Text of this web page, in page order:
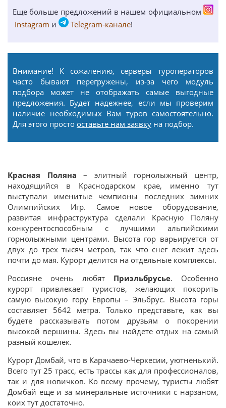
Еще больше предложений в нашем официальном
Instagram и Telegram-канале!
Внимание! К сожалению, серверы туроператоров
часто бывают перегружены, из-за чего модуль
подбора может не отображать самые выгодные
предложения. Будет надежнее, если мы проверим
наличие необходимых Вам туров самостоятельно.
Для этого просто оставьте нам заявку на подбор.
Красная Поляна – элитный горнолыжный центр,
находящийся в Краснодарском крае, именно тут
выступали именитые чемпионы последних зимних
Олимпийских Игр. Самое новое оборудование,
развитая инфраструктура сделали Красную Поляну
конкурентоспособным с лучшими альпийскими
горнолыжными центрами. Высота гор варьируется от
двух до трех тысяч метров, так что снег лежит здесь
почти до мая. Курорт делится на отдельные комплексы.
Россияне очень любят Приэльбрусье. Особенно
курорт привлекает туристов, желающих покорить
самую высокую гору Европы – Эльбрус. Высота горы
составляет 5642 метра. Только представьте, как вы
будете рассказывать потом друзьям о покорении
высокой вершины. Здесь вы найдете отдых на самый
разный кошелёк.
Курорт Домбай, что в Карачаево-Черкесии, уютненький.
Всего тут 25 трасс, есть трассы как для профессионалов,
так и для новичков. Ко всему прочему, туристы любят
Домбай еще и за минеральные источники с нарзаном,
коих тут достаточно.